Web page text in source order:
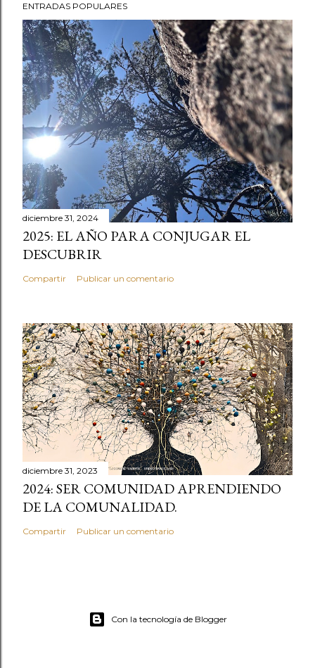
ENTRADAS POPULARES
diciembre 31, 2024
2025: EL AÑO PARA CONJUGAR EL
DESCUBRIR
Compartir Publicar un comentario
diciembre 31, 2023
2024: SER COMUNIDAD APRENDIENDO
DE LA COMUNALIDAD.
Compartir Publicar un comentario
Con la tecnología de Blogger